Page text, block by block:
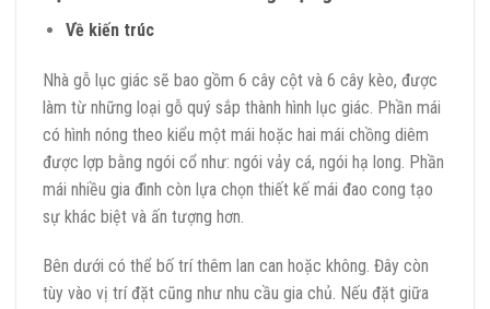
Về kiến trúc
Nhà gỗ lục giác sẽ bao gồm 6 cây cột và 6 cây kèo, được
làm từ những loại gỗ quý sắp thành hình lục giác. Phần mái
có hình nóng theo kiểu một mái hoặc hai mái chồng diêm
được lợp bằng ngói cổ như: ngói vảy cá, ngói hạ long. Phần
mái nhiều gia đình còn lựa chọn thiết kế mái đao cong tạo
sự khác biệt và ấn tượng hơn.
Bên dưới có thể bố trí thêm lan can hoặc không. Đây còn
tùy vào vị trí đặt cũng như nhu cầu gia chủ. Nếu đặt giữa